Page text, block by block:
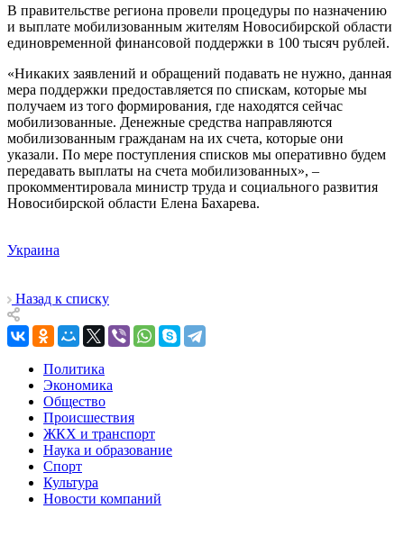
В правительстве региона провели процедуры по назначению
и выплате мобилизованным жителям Новосибирской области
единовременной финансовой поддержки в 100 тысяч рублей.
«Никаких заявлений и обращений подавать не нужно, данная
мера поддержки предоставляется по спискам, которые мы
получаем из того формирования, где находятся сейчас
мобилизованные. Денежные средства направляются
мобилизованным гражданам на их счета, которые они
указали. По мере поступления списков мы оперативно будем
передавать выплаты на счета мобилизованных», –
прокомментировала министр труда и социального развития
Новосибирской области Елена Бахарева.
Украина
Назад к списку
Политика
Экономика
Общество
Происшествия
ЖКХ и транспорт
Наука и образование
Спорт
Культура
Новости компаний